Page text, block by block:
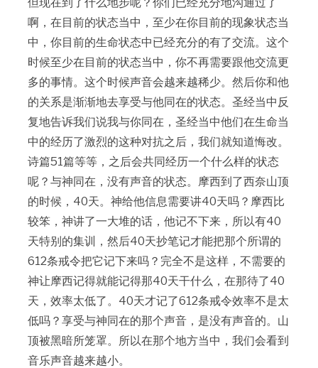
啊，在目前的状态当中，至少在你目前的现象状态当
中，你目前的生命状态中已经充分的有了交流。这个
时候至少在目前的状态当中，你不再需要跟他交流更
多的事情。这个时候声音会越来越稀少。然后你和他
的关系是渐渐地去享受与他同在的状态。圣经当中反
复地告诉我们说我与你同在，圣经当中他们在生命当
中的经历了激烈的这种对抗之后，我们就知道悔改。
诗篇51篇等等，之后会共同经历一个什么样的状态
呢？与神同在，没有声音的状态。摩西到了西奈山顶
的时候，40天。神给他信息需要讲40天吗？摩西比
较笨，神讲了一大堆的话，他记不下来，所以有40
天特别的集训，然后40天抄笔记才能把那个所谓的
612条戒令把它记下来吗？完全不是这样，不需要的
神让摩西记得就能记得那40天干什么，在那待了40
天，效率太低了。40天才记了612条戒令效率不是太
低吗？享受与神同在的那个声音，是没有声音的。山
顶被黑暗所笼罩。所以在那个地方当中，我们会看到
音乐声音越来越小。